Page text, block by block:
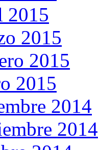
2015
2015
2015
2015
2014
2014